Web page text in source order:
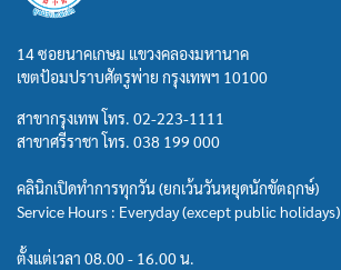
14 ซอยนาคเกษม แขวงคลองมหานาค
เขตป้อมปราบศัตรูพ่าย กรุงเทพฯ 10100
สาขากรุงเทพ โทร. 02-223-1111
สาขาศรีราชา โทร. 038 199 000
คลินิกเปิดทำการทุกวัน (ยกเว้นวันหยุดนักขัตฤกษ์)
Service Hours : Everyday (except public holidays)
ตั้งแต่เวลา 08.00 - 16.00 น.